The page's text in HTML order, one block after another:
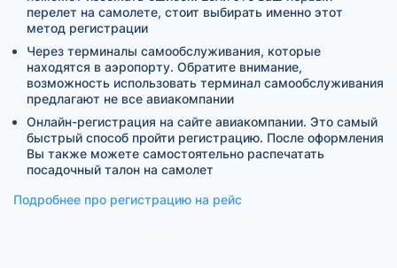
перелет на самолете, стоит выбирать именно этот
метод регистрации
Через терминалы самообслуживания, которые
находятся в аэропорту. Обратите внимание,
возможность использовать терминал самообслуживания
предлагают не все авиакомпании
Онлайн-регистрация на сайте авиакомпании. Это самый
быстрый способ пройти регистрацию. После оформления
Вы также можете самостоятельно распечатать
посадочный талон на самолет
Подробнее про регистрацию на рейс